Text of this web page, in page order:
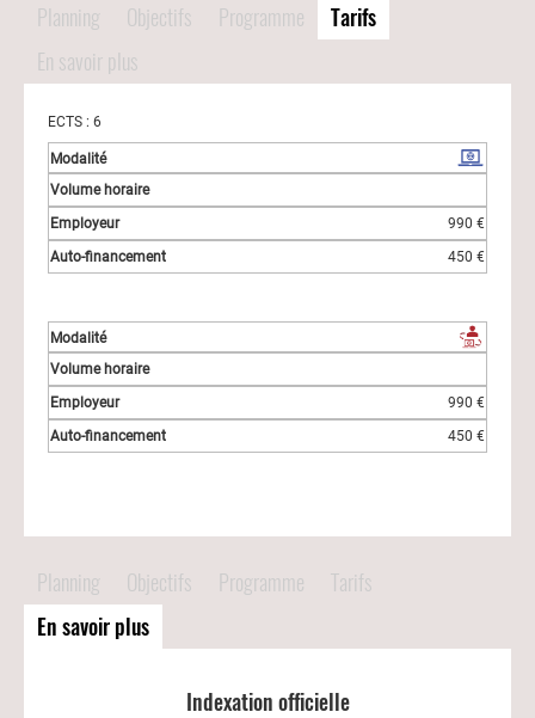
Planning Objectifs Programme
Tarifs
En savoir plus
ECTS : 6
990 €
450 €
990 €
450 €
Planning Objectifs Programme
Tarifs
En savoir plus
Indexation officielle